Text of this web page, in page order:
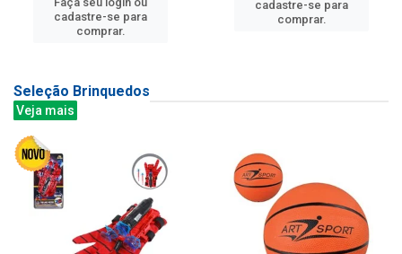
cadastre-se para
comprar.
cadastre-se para
comprar.
Seleção Brinquedos
Veja mais